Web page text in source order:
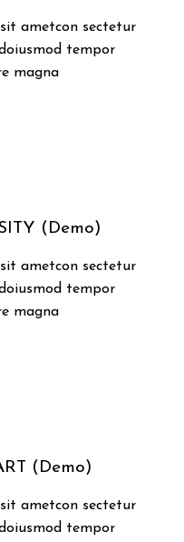
ametcon sectetur
tempor
magna
(Demo)
ametcon sectetur
tempor
magna
(Demo)
ametcon sectetur
tempor